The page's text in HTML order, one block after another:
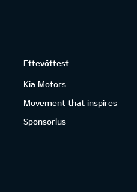
Ettevõttest
Kia Motors
Movement that inspires
Sponsorlus